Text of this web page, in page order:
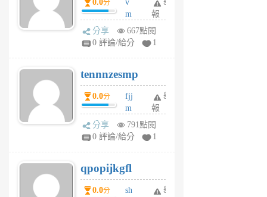
月
前
0.0分
v
m
sg
sr
6
個
月
前
舉
報
分享
667點閱
0 評論/給分
1
tennnzesmp
0.0分
fjj
m
w
rs
6
個
月
舉
報
分享
791點閱
0 評論/給分
1
qpopijkgfl
0.0分
sh
舉